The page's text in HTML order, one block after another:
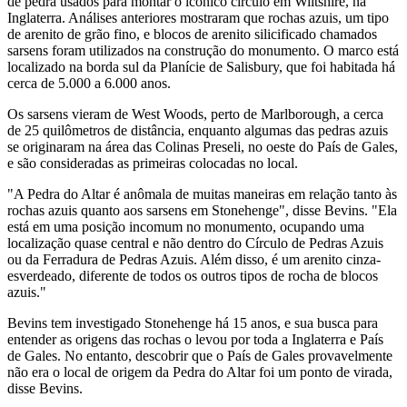
Inglaterra. Análises anteriores mostraram que rochas azuis, um tipo
de arenito de grão fino, e blocos de arenito silicificado chamados
sarsens foram utilizados na construção do monumento. O marco está
localizado na borda sul da Planície de Salisbury, que foi habitada há
cerca de 5.000 a 6.000 anos.
Os sarsens vieram de West Woods, perto de Marlborough, a cerca
de 25 quilômetros de distância, enquanto algumas das pedras azuis
se originaram na área das Colinas Preseli, no oeste do País de Gales,
e são consideradas as primeiras colocadas no local.
"A Pedra do Altar é anômala de muitas maneiras em relação tanto às
rochas azuis quanto aos sarsens em Stonehenge", disse Bevins. "Ela
está em uma posição incomum no monumento, ocupando uma
localização quase central e não dentro do Círculo de Pedras Azuis
ou da Ferradura de Pedras Azuis. Além disso, é um arenito cinza-
esverdeado, diferente de todos os outros tipos de rocha de blocos
azuis."
Bevins tem investigado Stonehenge há 15 anos, e sua busca para
entender as origens das rochas o levou por toda a Inglaterra e País
de Gales. No entanto, descobrir que o País de Gales provavelmente
não era o local de origem da Pedra do Altar foi um ponto de virada,
disse Bevins.